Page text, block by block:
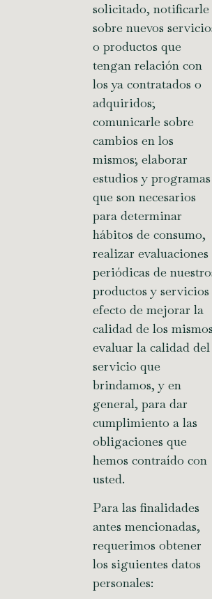
solicitado, notificarle
sobre nuevos
o productos que
tengan relación con
los ya contratados o
adquiridos;
comunicarle sobre
cambios en los
mismos; elaborar
estudios y programas
que son necesarios
para determinar
hábitos de consumo,
realizar evaluaciones
periódicas de
productos y servicios
efecto de mejorar la
calidad de los
evaluar la calidad del
servicio que
brindamos, y en
general, para dar
cumplimiento a las
obligaciones que
hemos contraído con
usted.
Para las finalidades
antes mencionadas,
requerimos obtener
los siguientes datos
personales: